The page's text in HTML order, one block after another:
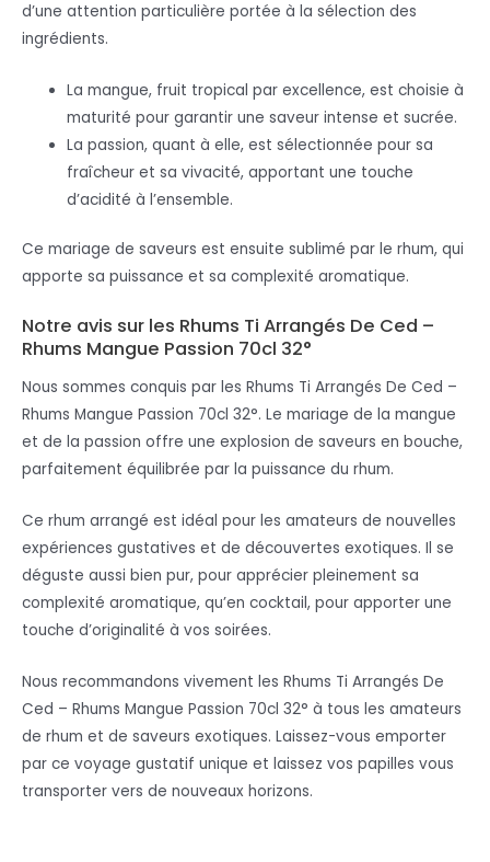
d’une attention particulière portée à la sélection des
ingrédients.
La mangue, fruit tropical par excellence, est choisie à
maturité pour garantir une saveur intense et sucrée.
La passion, quant à elle, est sélectionnée pour sa
fraîcheur et sa vivacité, apportant une touche
d’acidité à l’ensemble.
Ce mariage de saveurs est ensuite sublimé par le rhum, qui
apporte sa puissance et sa complexité aromatique.
Notre avis sur les Rhums Ti Arrangés De Ced –
Rhums Mangue Passion 70cl 32°
Nous sommes conquis par les Rhums Ti Arrangés De Ced –
Rhums Mangue Passion 70cl 32°. Le mariage de la mangue
et de la passion offre une explosion de saveurs en bouche,
parfaitement équilibrée par la puissance du rhum.
Ce rhum arrangé est idéal pour les amateurs de nouvelles
expériences gustatives et de découvertes exotiques. Il se
déguste aussi bien pur, pour apprécier pleinement sa
complexité aromatique, qu’en cocktail, pour apporter une
touche d’originalité à vos soirées.
Nous recommandons vivement les Rhums Ti Arrangés De
Ced – Rhums Mangue Passion 70cl 32° à tous les amateurs
de rhum et de saveurs exotiques. Laissez-vous emporter
par ce voyage gustatif unique et laissez vos papilles vous
transporter vers de nouveaux horizons.